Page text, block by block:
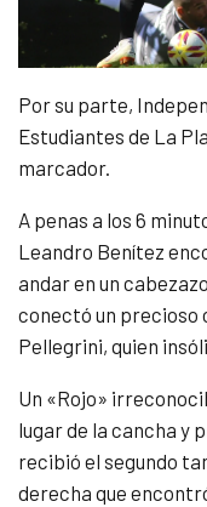
Por su parte,
Estudiantes de La
marcador.
A penas a los 6
Leandro Benítez
andar en un
conectó un precioso
Pellegrini, quien
Un «Rojo»
lugar de la cancha y
recibió el segundo
derecha que